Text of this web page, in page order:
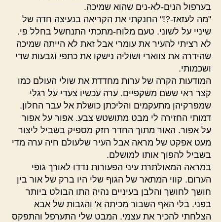
בערפול הנים-לא-נים שהוא שמיכה.
"מה לעזאז-?!" החנקתי את הקריאה בנעיצה חדה של
שיניי על לשוני. טעם מלוח-מתכתי התנחשל בחלל פי.
לא רציתי להעיר את עומרי אבל זאת לא הייתה שמיכה
שהידרה את צווארי ושוליה נישקו את כתפי וגבעות שדי
ושכמותי.
המודעות הקרה של ערות מחדדת את שולי העולם כמו
קצר ראי ששם משקפיים. ערה עכשיו צעדי על רגלי
שמפרקיהן מתעקמים והליכתן כושלת אל עבר החלון.
דמותי החזירה לי מבט מתושטש צבע. אפור על אפור
על אפור. האור מתוך החדר חזק מספיק בשביל ליצור
מעט אפקט של מראה אבל העיר שלעולם חיה ערה מדי
בשביל להפוך אותו למושלם.
במראה המאולתרת עיני הפעורות נדדו לאורך גופי
הערום. קווי המתאר של הגוף שלי היו ברק של אור בין
חושך לחושך והלבן בעיניים נהיה התו הבולט ביותר
בפני. בלי האף השבור מכיתה א' והגבות של אבא
הצלחתי להכיר את עצמי. המבט שלי התערפל והתפקס